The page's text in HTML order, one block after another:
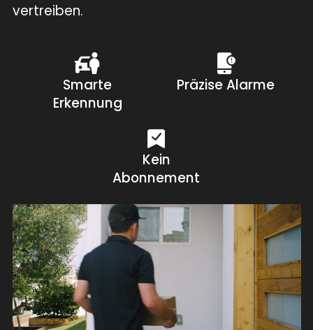
vertreiben.
Smarte
Erkennung
Präzise Alarme
Kein
Abonnement